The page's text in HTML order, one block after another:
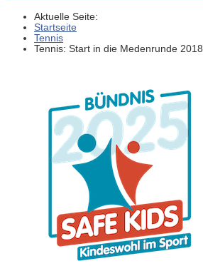
Aktuelle Seite:
Startseite
Tennis
Tennis: Start in die Medenrunde 2018